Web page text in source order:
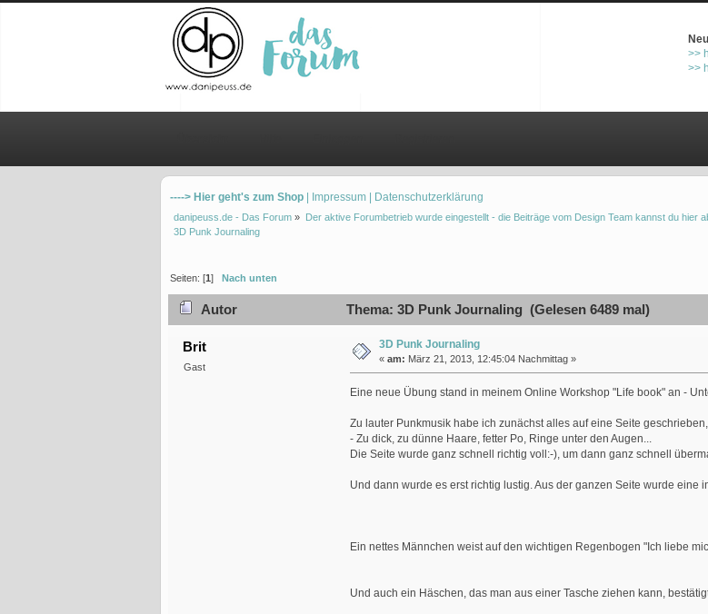
>>
>>
----> Hier geht's zum Shop | Impressum | Datenschutzerklärung
danipeuss.de - Das Forum » Der aktive Forumbetrieb wurde eingestellt - die Beiträge vom Design Team kannst du hier
3D Punk Journaling
Seiten: [1] Nach unten
Autor Thema: 3D Punk Journaling (Gelesen 6489 mal)
Brit
Gast
3D Punk Journaling
« am: März 21, 2013, 12:45:04 Nachmittag »
Eine neue Übung stand in meinem Online Workshop "Life book" an -
Zu lauter Punkmusik habe ich zunächst alles auf eine Seite
- Zu dick, zu dünne Haare, fetter Po, Ringe unter den Augen...
Die Seite wurde ganz schnell richtig voll:-), um dann ganz schnell
Und dann wurde es erst richtig lustig. Aus der ganzen Seite wurde eine
Ein nettes Männchen weist auf den wichtigen Regenbogen "Ich liebe
Und auch ein Häschen, das man aus einer Tasche ziehen kann,